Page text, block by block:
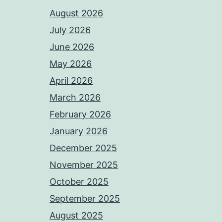
August 2026
July 2026
June 2026
May 2026
April 2026
March 2026
February 2026
January 2026
December 2025
November 2025
October 2025
September 2025
August 2025